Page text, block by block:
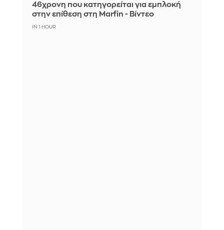
46χρονη που κατηγορείται για εμπλοκή
στην επίθεση στη Marfin - Βίντεο
IN 1 HOUR